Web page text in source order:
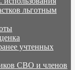
льготным
учтенных
СВО и членов